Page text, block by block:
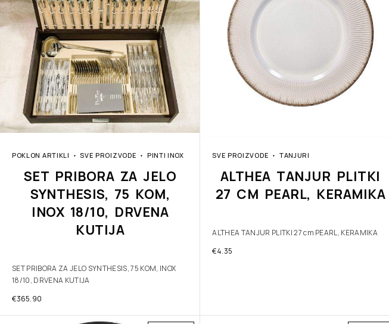
POKLON ARTIKLI SVE PROIZVODE PINTI INOX
SET PRIBORA ZA JELO
SYNTHESIS, 75 KOM,
INOX 18/10, DRVENA
KUTIJA
SET PRIBORA ZA JELO SYNTHESIS, 75 KOM, INOX
18/10, DRVENA KUTIJA
€365.90
SVE PROIZVODE TANJURI
ALTHEA TANJUR PLITKI
27 CM PEARL, KERAMIKA
ALTHEA TANJUR PLITKI 27 cm PEARL, KERAMIKA
€4.35